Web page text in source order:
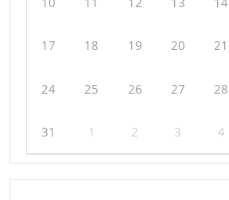
17 18 19 20 21
24 25 26 27 28
31 1 2 3 4